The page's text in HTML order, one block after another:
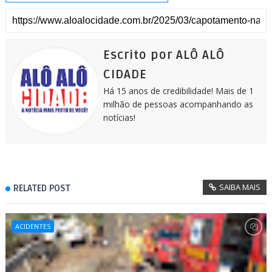
a
e
c
b
s
e
a
t
s
a
l
i
t
t
l
e
g
m
Escrito por ALÔ ALÔ
CIDADE
Há 15 anos de credibilidade! Mais de 1
milhão de pessoas acompanhando as
notícias!
RELATED POST SAIBA MAIS
ACIDENTES